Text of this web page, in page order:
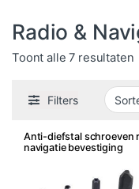
Radio &
Toont alle 7 resultaten
Filters
Anti-diefstal schroeven
navigatie bevestiging